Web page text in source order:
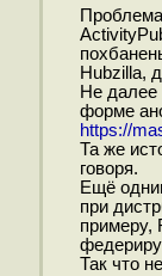
Hubzilla,
Не далее
форме
https://
Та же
говоря.
Ещё
при
примеру,
Так что